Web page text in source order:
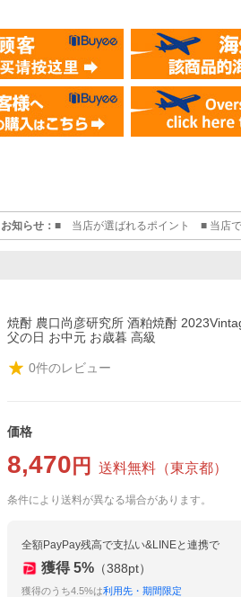
お知らせ：■ 当店が選ばれるポイント ■ 当店で
る商品を発送しています。お客様に安心して頂
焼酎 農口尚彦研究所 酒粕焼酎
父の日 お中元 お歳暮 高級
0件のレビュー
価格
8,470 円 送料無料 （東京都）
条件により送料が異なる場合があります。
全額PayPay残高で支払い&LINEと連携で
獲得 5% （388pt）
獲得のうち4.5%は利用先・期間限定